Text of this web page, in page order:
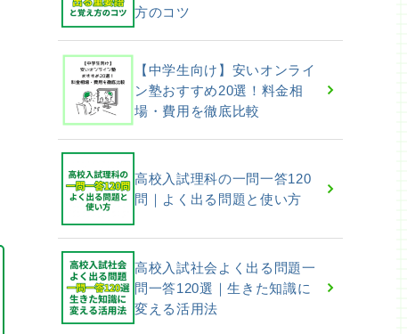
方のコツ
【中学生向け】安いオンライ
ン塾おすすめ20選！料金相
場・費用を徹底比較
高校入試理科の一問一答120
問｜よく出る問題と使い方
高校入試社会よく出る問題一
問一答120選｜生きた知識に
変える活用法